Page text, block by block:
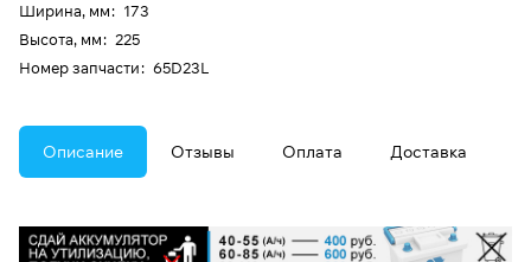
Ширина, мм: 173
Высота, мм: 225
Номер запчасти: 65D23L
Описание Отзывы Оплата Доставка